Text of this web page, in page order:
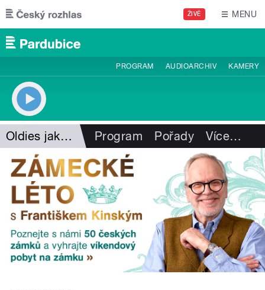
Přejít k hlavnímu obsahu
ŽIVĚ MENU
PROGRAM AUDIOARCHIV KAMERY
Oldies jako na dlani Program Pořady Více…